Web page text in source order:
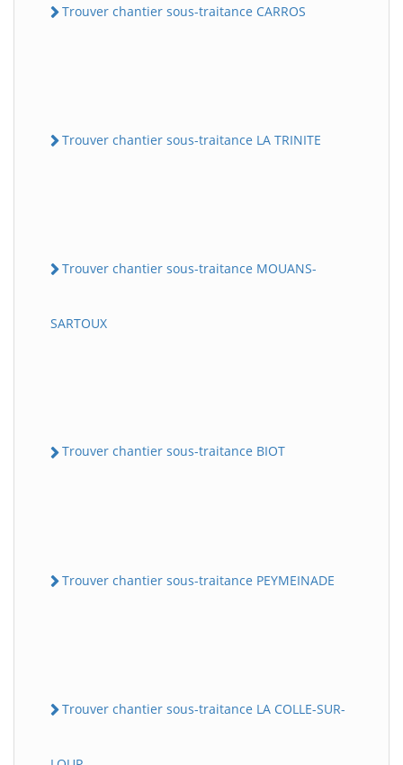
Trouver chantier sous-traitance CARROS
Trouver chantier sous-traitance LA TRINITE
Trouver chantier sous-traitance MOUANS-
SARTOUX
Trouver chantier sous-traitance BIOT
Trouver chantier sous-traitance PEYMEINADE
Trouver chantier sous-traitance LA COLLE-SUR-